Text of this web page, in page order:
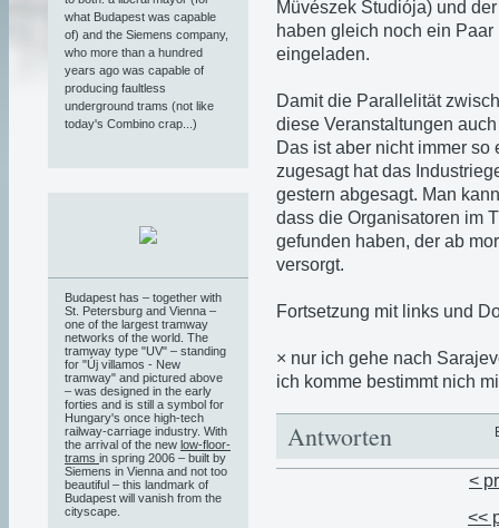
Müvészek Studiója) und
haben gleich noch ein
eingeladen.
Damit die Parallelität
diese Veranstaltungen
Das ist aber nicht immer
zugesagt hat das
gestern abgesagt. Man
dass die Organisatoren im
gefunden haben, der ab
versorgt.
Fortsetzung mit links und
× nur ich gehe nach
ich komme bestimmt nich
Antworten
<
<<
what Budapest was capable
of) and the Siemens company,
who more than a hundred
years ago was capable of
producing faultless
underground trams (not like
today's Combino crap...)
Budapest has – together with
St. Petersburg and Vienna –
one of the largest tramway
networks of the world. The
tramway type "UV" – standing
for "Új villamos - New
tramway" and pictured above
– was designed in the early
forties and is still a symbol for
Hungary's once high-tech
railway-carriage industry. With
the arrival of the new low-floor-
trams in spring 2006 – built by
Siemens in Vienna and not too
beautiful – this landmark of
Budapest will vanish from the
cityscape.